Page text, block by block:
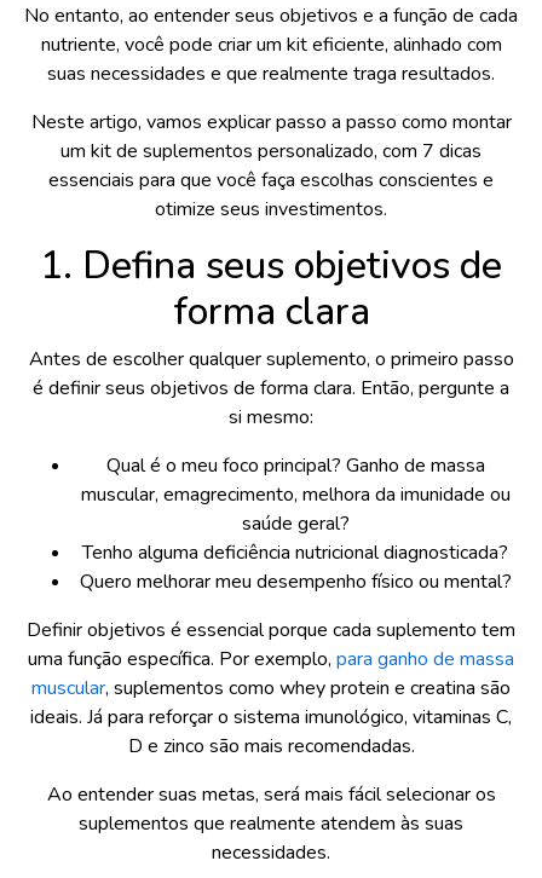
No entanto, ao entender seus objetivos e a função de cada
nutriente, você pode criar um kit eficiente, alinhado com
suas necessidades e que realmente traga resultados.
Neste artigo, vamos explicar passo a passo como montar
um kit de suplementos personalizado, com 7 dicas
essenciais para que você faça escolhas conscientes e
otimize seus investimentos.
1. Defina seus objetivos de
forma clara
Antes de escolher qualquer suplemento, o primeiro passo
é definir seus objetivos de forma clara. Então, pergunte a
si mesmo:
Qual é o meu foco principal? Ganho de massa
muscular, emagrecimento, melhora da imunidade ou
saúde geral?
Tenho alguma deficiência nutricional diagnosticada?
Quero melhorar meu desempenho físico ou mental?
Definir objetivos é essencial porque cada suplemento tem
uma função específica. Por exemplo, para ganho de massa
muscular, suplementos como whey protein e creatina são
ideais. Já para reforçar o sistema imunológico, vitaminas C,
D e zinco são mais recomendadas.
Ao entender suas metas, será mais fácil selecionar os
suplementos que realmente atendem às suas
necessidades.